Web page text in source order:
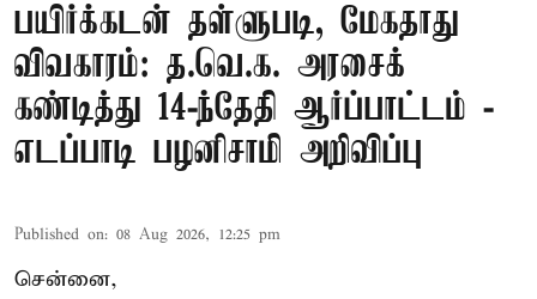
பயிர்க்கடன் தள்ளுபடி, மேகதாது
விவகாரம்: த.வெ.க. அரசைக்
கண்டித்து 14-ந்தேதி ஆர்ப்பாட்டம் -
எடப்பாடி பழனிசாமி அறிவிப்பு
Published on: 08 Aug 2026, 12:25 pm
சென்னை,